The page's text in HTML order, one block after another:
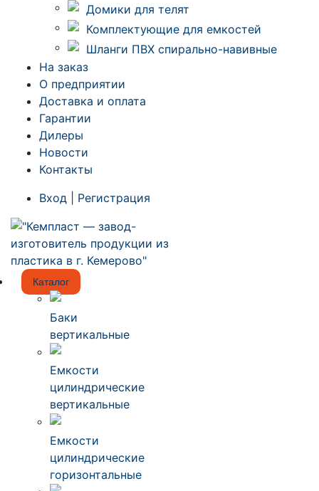
Домики для телят
Комплектующие для емкостей
Шланги ПВХ спирально-навивные
На заказ
О предприятии
Доставка и оплата
Гарантии
Дилеры
Новости
Контакты
Вход | Регистрация
Каталог
Баки
вертикальные
Емкости
цилиндрические
вертикальные
Емкости
цилиндрические
горизонтальные